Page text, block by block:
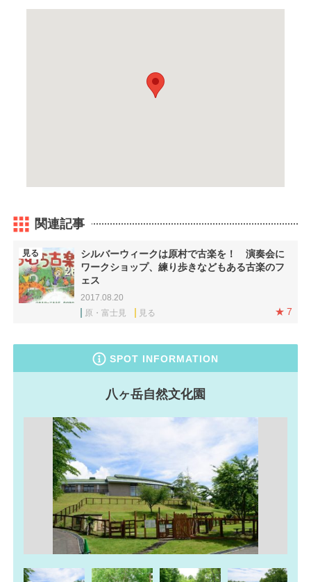
関連記事
見る
シルバーウィークは原村で古楽を！ 演奏会に
ワークショップ、練り歩きなどもある古楽のフ
ェス
2017.08.20
原・富士見
見る 7
SPOT INFORMATION
八ヶ岳自然文化園